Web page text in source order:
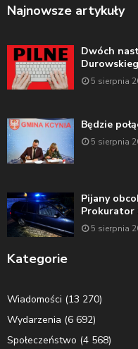
Najnowsze artykuły
Dwóch
5 sierpnia
Będzie
5 sierpnia
Pijany
Prokurator
5 sierpnia
Kategorie
Wiadomości (13 270)
Wydarzenia (6 692)
Społeczeństwo (4 568)